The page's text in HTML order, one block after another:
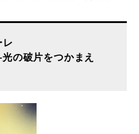
レ
の破片をつかまえ